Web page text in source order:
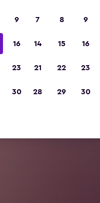
9
16
23
30
7 8 9
14 15 16
21 22 23
28 29 30